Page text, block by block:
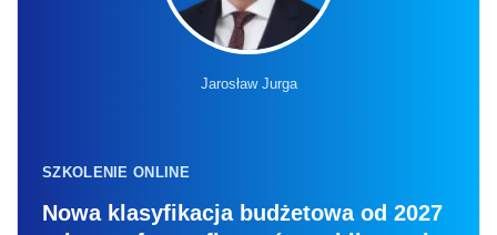
Jarosław Jurga
SZKOLENIE ONLINE
Nowa klasyfikacja budżetowa od 2027